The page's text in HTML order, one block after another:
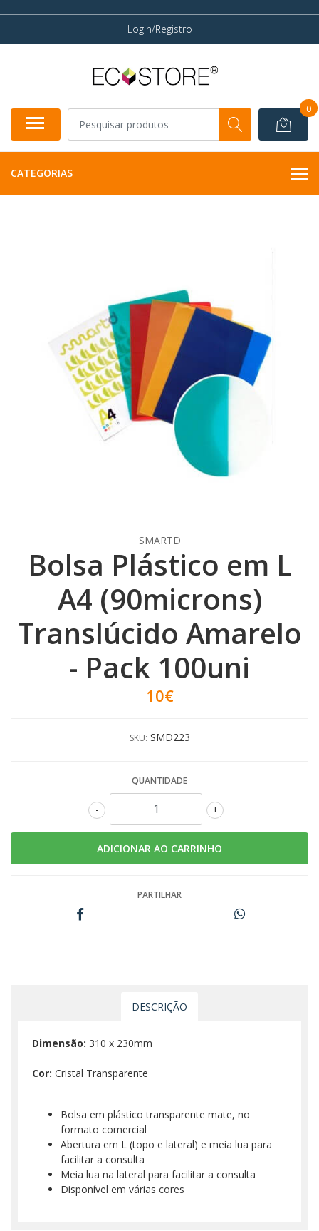
Login/Registro
0
CATEGORIAS
SMARTD
Bolsa Plástico em L
A4 (90microns)
Translúcido Amarelo
- Pack 100uni
10€
SKU: SMD223
QUANTIDADE
+
-
PARTILHAR
DESCRIÇÃO
Dimensão: 310 x 230mm
Cor: Cristal Transparente
Bolsa em plástico transparente mate, no
formato comercial
Abertura em L (topo e lateral) e meia lua para
facilitar a consulta
Meia lua na lateral para facilitar a consulta
Disponível em várias cores